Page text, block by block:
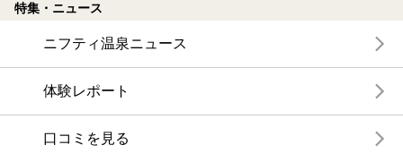
特集・ニュース
ニフティ温泉ニュース
体験レポート
口コミを見る